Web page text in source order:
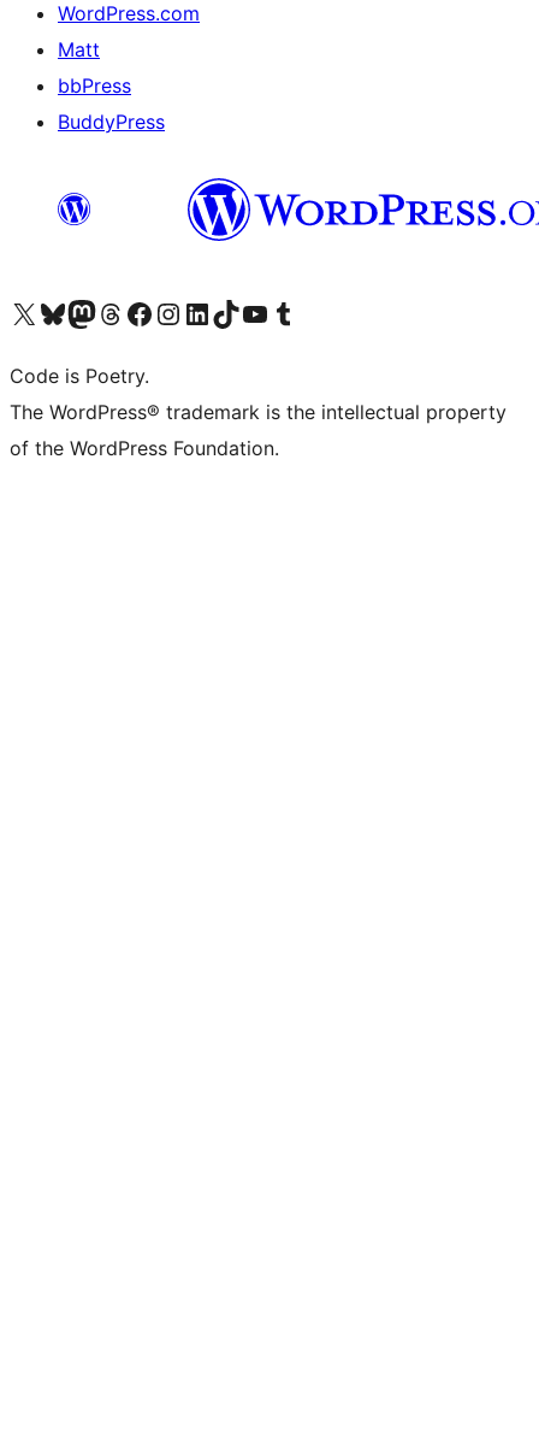
WordPress.com
Matt
bbPress
BuddyPress
Navštivte náš účet na X (dříve Twitter)
Navštivte náš Bluesky účetNavštivte náš účet Mastodon
Navštivte náš Threads účetNavštivte naši stránku na Facebooku
Navštivte náš Instagram účetNavštivte náš LinkedIn účetNavštivte náš TikTok účetNavštivte náš YouTube kanálNavštivte náš Tumblr účet
Code is Poetry.
The WordPress® trademark is the intellectual property
of the WordPress Foundation.